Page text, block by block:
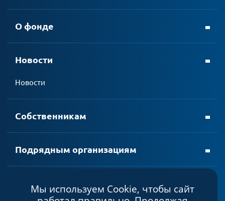
О фонде
Новости
Новости
Собственникам
Подрядным организациям
Политика конфиденциальности
Мы используем Cookie, чтобы сайт